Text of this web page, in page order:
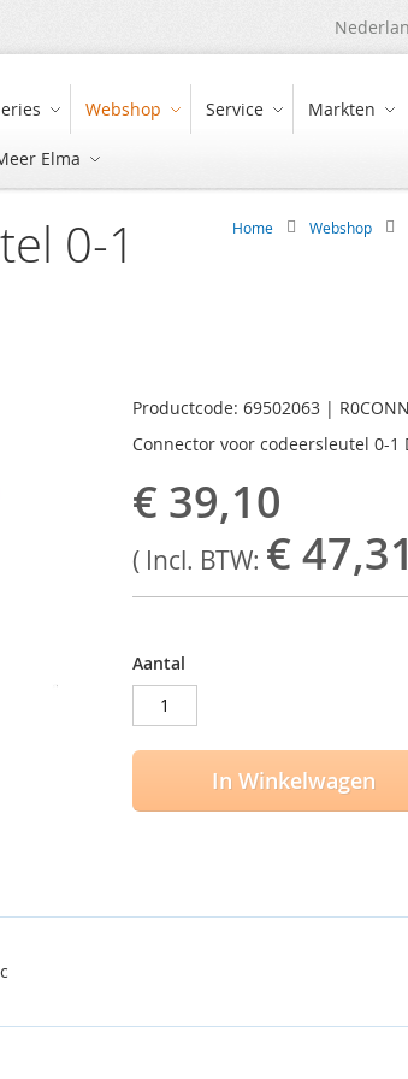
Taal
Webshop Service Markten
Elma
0-1
Home Webshop
Productcode: 69502063 |
Connector voor codeersleutel 0-1
€ 39,10
( Incl. BTW: € 47,31
Aantal
In Winkelwagen